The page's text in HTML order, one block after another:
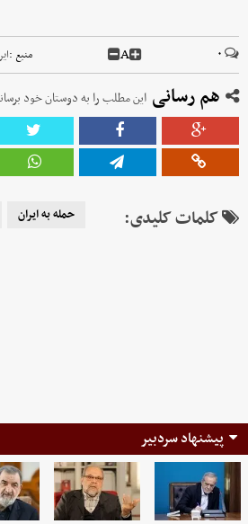
۰ A منبع :
هم رسانی این مطلب را به دوستان خود
کلمات کلیدی: حمله به ایران
پیشنهاد سردبیر